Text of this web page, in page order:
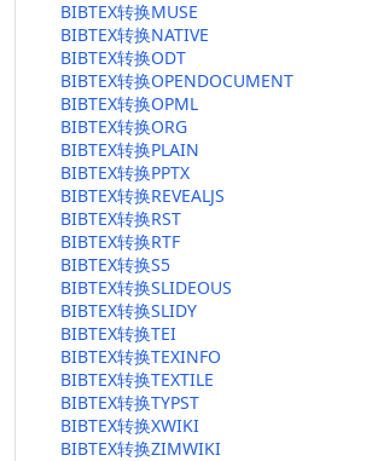
BIBTEX转换MUSE
BIBTEX转换NATIVE
BIBTEX转换ODT
BIBTEX转换OPENDOCUMENT
BIBTEX转换OPML
BIBTEX转换ORG
BIBTEX转换PLAIN
BIBTEX转换PPTX
BIBTEX转换REVEALJS
BIBTEX转换RST
BIBTEX转换RTF
BIBTEX转换S5
BIBTEX转换SLIDEOUS
BIBTEX转换SLIDY
BIBTEX转换TEI
BIBTEX转换TEXINFO
BIBTEX转换TEXTILE
BIBTEX转换TYPST
BIBTEX转换XWIKI
BIBTEX转换ZIMWIKI